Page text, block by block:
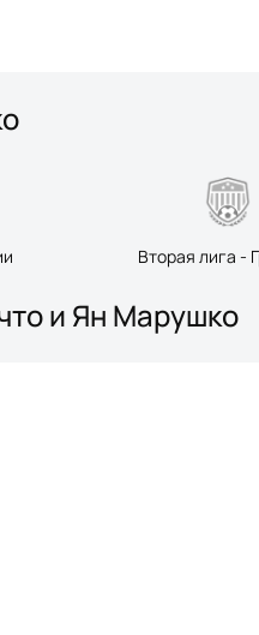
Вторая лига -
и Ян Марушко